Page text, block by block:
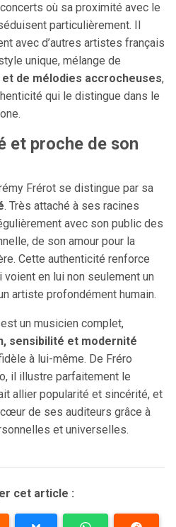
où sa proximité avec le
particulièrement. Il
avec d’autres artistes français
unique, mélange de
de mélodies accrocheuses,
qui le distingue dans le
et proche de son
Frérot se distingue par sa
. Très attaché à ses racines
avec son public des
de son amour pour la
Cette authenticité renforce
en lui non seulement un
artiste profondément humain.
un musicien complet,
sensibilité et modernité
à lui-même. De Fréro
il illustre parfaitement le
allier popularité et sincérité, et
de ses auditeurs grâce à
et universelles.
cet article :